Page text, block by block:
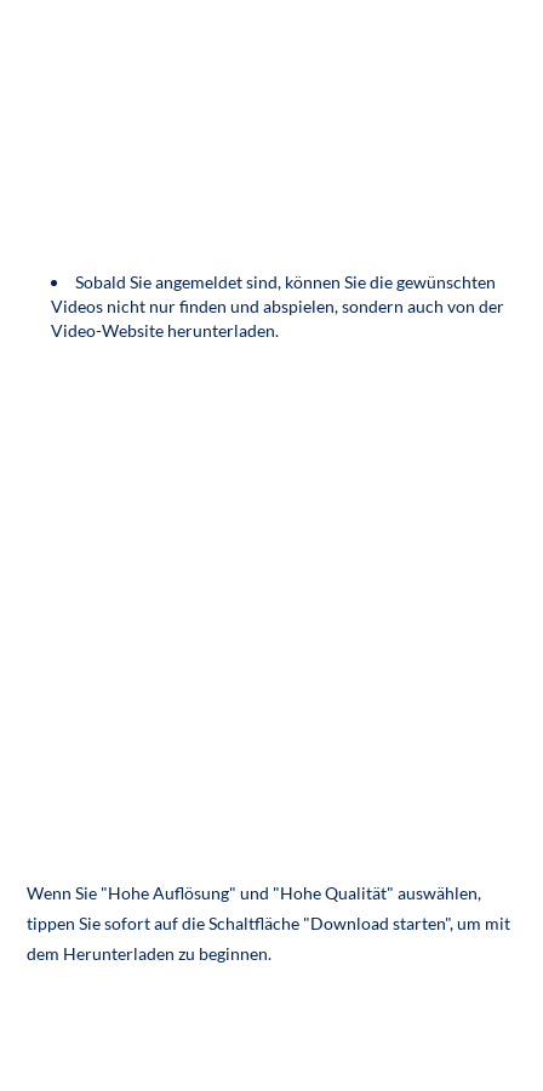
Sobald Sie angemeldet sind, können Sie die gewünschten
Videos nicht nur finden und abspielen, sondern auch von der
Video-Website herunterladen.
Wenn Sie "Hohe Auflösung" und "Hohe Qualität" auswählen,
tippen Sie sofort auf die Schaltfläche "Download starten", um mit
dem Herunterladen zu beginnen.